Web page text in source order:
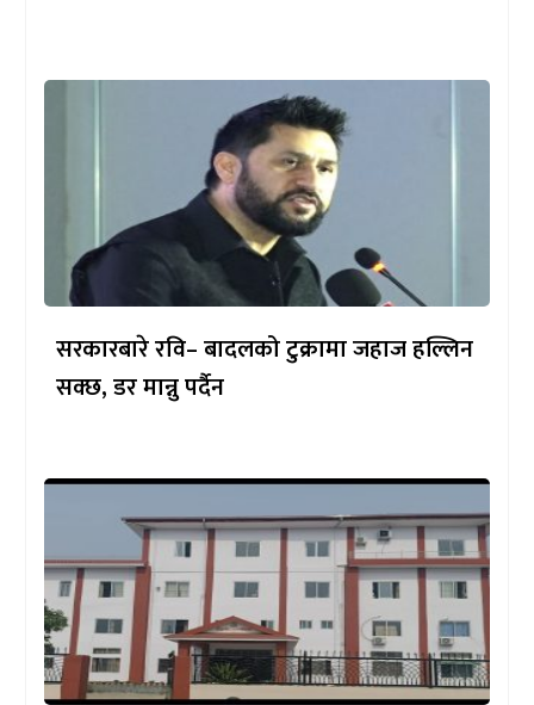
सरकारबारे रवि– बादलको टुक्रामा जहाज हल्लिन
सक्छ, डर मान्नु पर्दैन